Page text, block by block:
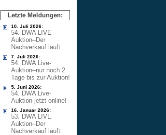
Letzte Meldungen:
10. Juli 2026:
54. DWA LIVE
Auktion–Der
Nachverkauf läuft
7. Juli 2026:
54. DWA Live-
Auktion–nur noch 2
Tage bis zur Auktion!
5. Juni 2026:
54. DWA Live-
Auktion jetzt online!
16. Januar 2026:
53. DWA LIVE
Auktion–Der
Nachverkauf läuft